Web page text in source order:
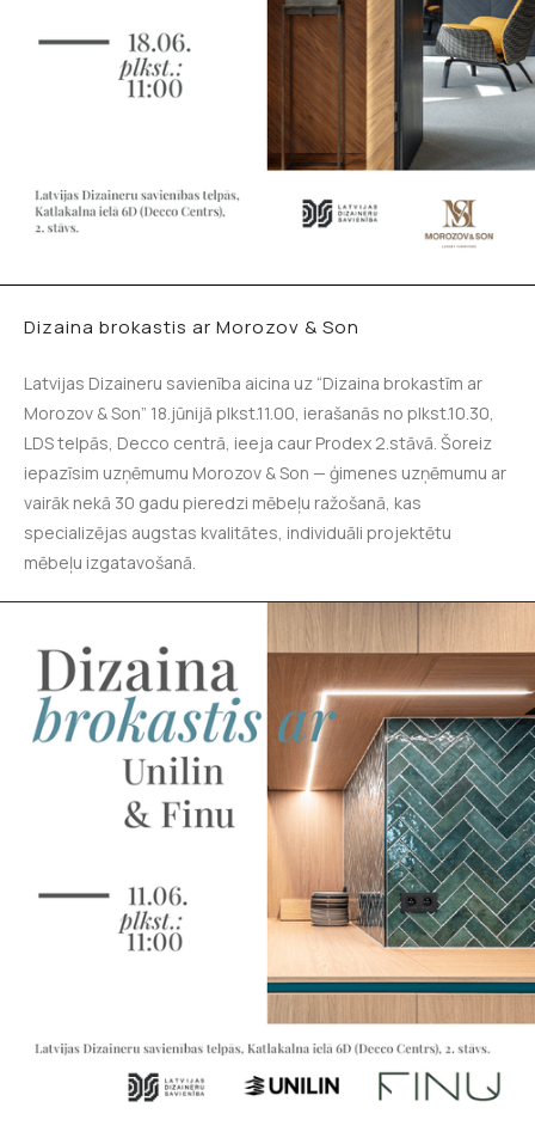
Dizaina brokastis ar Morozov & Son
Latvijas Dizaineru savienība aicina uz “Dizaina brokastīm ar
Morozov & Son” 18.jūnijā plkst.11.00, ierašanās no plkst.10.30,
LDS telpās, Decco centrā, ieeja caur Prodex 2.stāvā. Šoreiz
iepazīsim uzņēmumu Morozov & Son — ģimenes uzņēmumu ar
vairāk nekā 30 gadu pieredzi mēbeļu ražošanā, kas
specializējas augstas kvalitātes, individuāli projektētu
mēbeļu izgatavošanā.